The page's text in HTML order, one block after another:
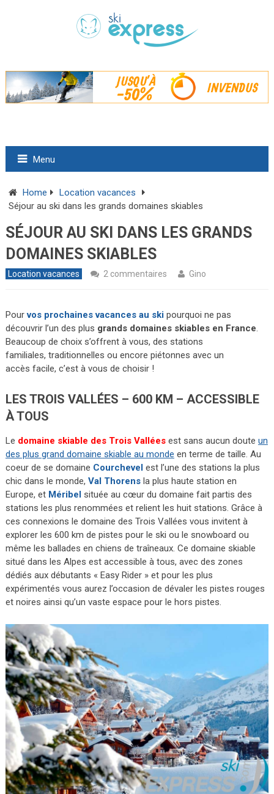
Menu
Home
Location vacances
Séjour au ski dans les grands domaines skiables
SÉJOUR AU SKI DANS LES GRANDS
DOMAINES SKIABLES
Location vacances 2 commentaires Gino
Pourvos prochaines vacances au skipourquoi ne pas
découvrir l’un des plus grands domaines skiables en France.
Beaucoup de choix s’offrent à vous, des stations
familiales, traditionnelles ou encore piétonnes avec un
accès facile, c’est à vous de choisir !
LES TROIS VALLÉES – 600 KM – ACCESSIBLE
À TOUS
Le domaine skiable des Trois Valléesest sans aucun doute un
des plus grand domaine skiable au monde en terme de taille. Au
coeur de se domaine Courchevelest l’une des stations la plus
chic dans le monde, Val Thorensla plus haute station en
Europe, et Méribelsituée au cœur du domaine fait partis des
stations les plus renommées et relient les huit stations. Grâce à
ces connexions le domaine des Trois Vallées vous invitent à
explorer les 600 km de pistes pour le ski ou le snowboard ou
même les ballades en chiens de traîneaux. Ce domaine skiable
situé dans les Alpes est accessible à tous, avec des zones
dédiés aux débutants « Easy Rider » et pour les plus
expérimentés vous aurez l’occasion de dévaler les pistes rouges
et noires ainsi qu’un vaste espace pour le hors pistes.